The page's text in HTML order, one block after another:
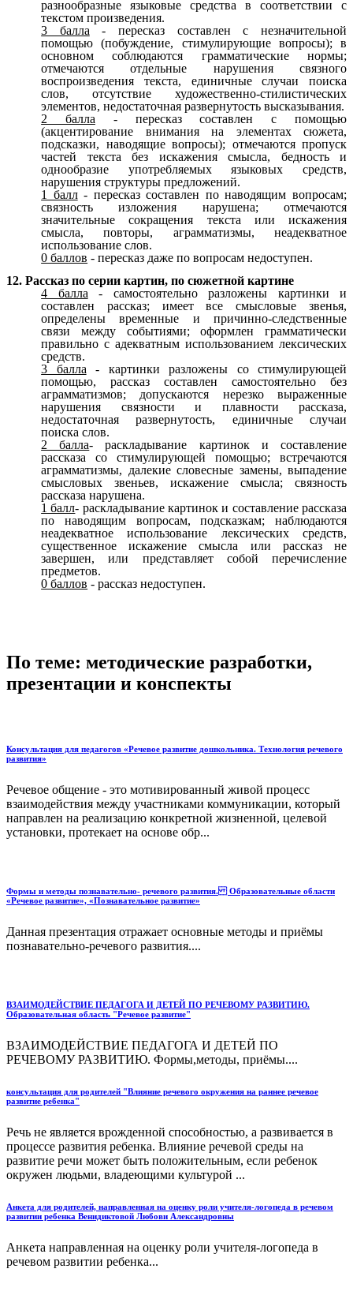
разнообразные языковые средства в соответствии с
текстом произведения.
3 балла - пересказ составлен с незначительной
помощью (побуждение, стимулирующие вопросы); в
основном соблюдаются грамматические нормы;
отмечаются отдельные нарушения связного
воспроизведения текста, единичные случаи поиска
слов, отсутствие художественно-стилистических
элементов, недостаточная развернутость высказывания.
2 балла - пересказ составлен с помощью
(акцентирование внимания на элементах сюжета,
подсказки, наводящие вопросы); отмечаются пропуск
частей текста без искажения смысла, бедность и
однообразие употребляемых языковых средств,
нарушения структуры предложений.
1 балл- пересказ составлен по наводящим вопросам;
связность изложения нарушена; отмечаются
значительные сокращения текста или искажения
смысла, повторы, аграмматизмы, неадекватное
использование слов.
0 баллов - пересказ даже по вопросам недоступен.
12. Рассказ по серии картин, по сюжетной картине
4 балла - самостоятельно разложены картинки и
составлен рассказ; имеет все смысловые звенья,
определены временные и причинно-следственные
связи между событиями; оформлен грамматически
правильно с адекватным использованием лексических
средств.
3 балла - картинки разложены со стимулирующей
помощью, рассказ составлен самостоятельно без
аграмматизмов; допускаются нерезко выраженные
нарушения связности и плавности рассказа,
недостаточная развернутость, единичные случаи
поиска слов.
2 балла- раскладывание картинок и составление
рассказа со стимулирующей помощью; встречаются
аграмматизмы, далекие словесные замены, выпадение
смысловых звеньев, искажение смысла; связность
рассказа нарушена.
1 балл- раскладывание картинок и составление рассказа
по наводящим вопросам, подсказкам; наблюдаются
неадекватное использование лексических средств,
существенное искажение смысла или рассказ не
завершен, или представляет собой перечисление
предметов.
0 баллов - рассказ недоступен.
По теме: методические разработки,
презентации и конспекты
Консультация для педагогов «Речевое развитие дошкольника. Технология речевого
развития»
Речевое общение - это мотивированный живой процесс
взаимодействия между участниками коммуникации, который
направлен на реализацию конкретной жизненной, целевой
установки, протекает на основе обр...
Формы и методы познавательно- речевого развития. Образовательные области
«Речевое развитие», «Познавательное развитие»
Данная презентация отражает основные методы и приёмы
познавательно-речевого развития....
ВЗАИМОДЕЙСТВИЕ ПЕДАГОГА И ДЕТЕЙ ПО РЕЧЕВОМУ РАЗВИТИЮ.
Образовательная область "Речевое развитие"
ВЗАИМОДЕЙСТВИЕ ПЕДАГОГА И ДЕТЕЙ ПО
РЕЧЕВОМУ РАЗВИТИЮ. Формы,методы, приёмы....
консультация для родителей "Влияние речевого окружения на раннее речевое
развитие ребенка"
Речь не является врожденной способностью, а развивается в
процессе развития ребенка. Влияние речевой среды на
развитие речи может быть положительным, если ребенок
окружен людьми, владеющими культурой ...
Анкета для родителей, направленная на оценку роли учителя-логопеда в речевом
развитии ребенка Венидиктовой Любови Александровны
Анкета направленная на оценку роли учителя-логопеда в
речевом развитии ребенка...